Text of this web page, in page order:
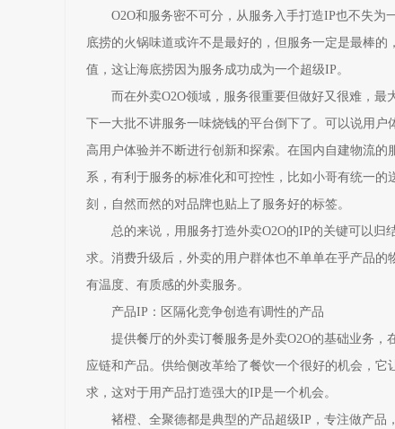
O2O和服务密不可分，从服务入手打造IP也不失为
底捞的火锅味道或许不是最好的，但服务一定是最棒
值，这让海底捞因为服务成功成为一个超级IP。
而在外卖O2O领域，服务很重要但做好又很难，最
下一大批不讲服务一味烧钱的平台倒下了。可以说用户
高用户体验并不断进行创新和探索。在国内自建物流
系，有利于服务的标准化和可控性，比如小哥有统一
刻，自然而然的对品牌也贴上了服务好的标签。
总的来说，用服务打造外卖O2O的IP的关键可以归
求。消费升级后，外卖的用户群体也不单单在乎产品
有温度、有质感的外卖服务。
产品IP：区隔化竞争创造有调性的产品
提供餐厅的外卖订餐服务是外卖O2O的基础业务，
应链和产品。供给侧改革给了餐饮一个很好的机会，
求，这对于用产品打造强大的IP是一个机会。
褚橙、全聚德都是典型的产品超级IP，专注做产品